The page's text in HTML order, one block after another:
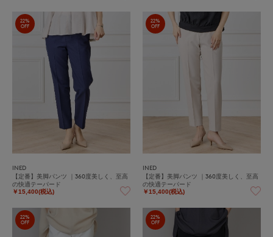
22%
OFF
INED
【定番】美脚パンツ ｜360度美しく、至高
の快適テーパード
￥15,400(税込)
22%
OFF
INED
【定番】美脚パンツ ｜360度美しく、至高
の快適テーパード
￥15,400(税込)
22%
OFF
22%
OFF